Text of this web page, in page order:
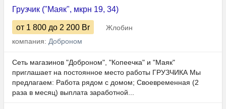
Грузчик ("Маяк", мкрн 19, 34)
от 1 800 до 2 200 Br
Жлобин
компания: Доброном
Сеть магазинов "Доброном", "Копеечка" и "Маяк"
приглашает на постоянное место работы ГРУЗЧИКА Мы
предлагаем: Работа рядом с домом; Своевременная (2
раза в месяц) выплата заработной...